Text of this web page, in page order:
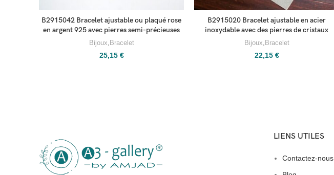
B2915042 Bracelet ajustable ou plaqué rose
en argent 925 avec pierres semi-précieuses
Bijoux, Bracelet
25,15 €
B2915020 Bracelet ajustable en acier
inoxydable avec des pierres de cristaux
Bijoux, Bracelet
22,15 €
LIENS UTILES
Contactez-nous